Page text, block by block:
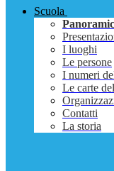
Scuola
I luoghi
Le persone
I numeri
Le carte
Contatti
La storia